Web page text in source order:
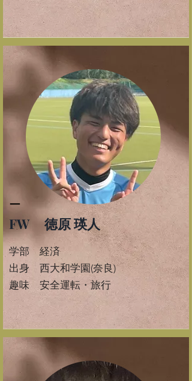
ー
FW 徳原 瑛人
学部 経済
​出身 西大和学園(奈良)
​趣味 安全運転・旅行